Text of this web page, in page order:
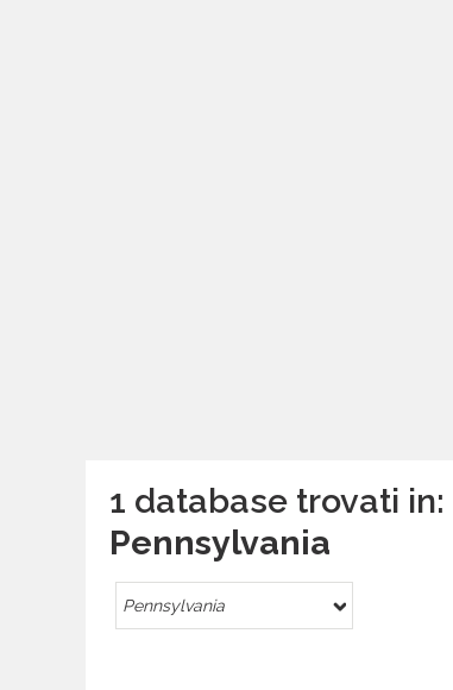
1 database trovati in:
Pennsylvania
Pennsylvania